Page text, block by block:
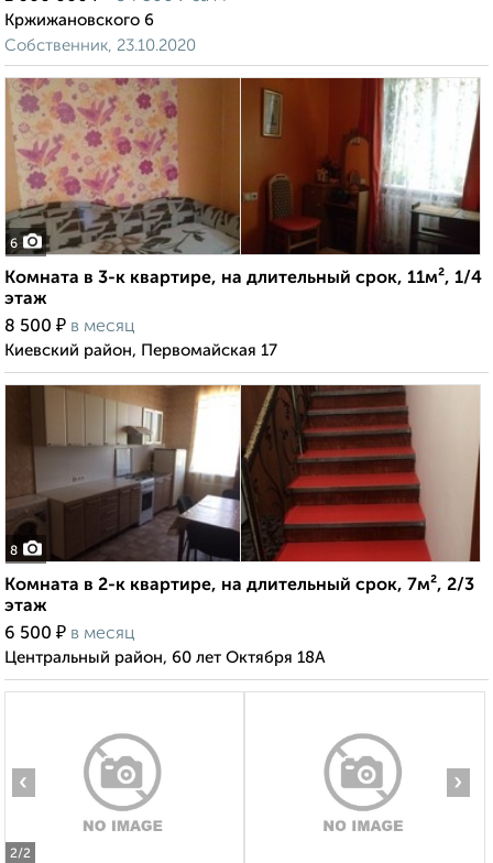
Кржижановского 6
Собственник, 23.10.2020
6
Комната в 3-к квартире, на длительный срок, 11м², 1/4
этаж
8 500 ₽ в месяц
Киевский район, Первомайская 17
8
Комната в 2-к квартире, на длительный срок, 7м², 2/3
этаж
6 500 ₽ в месяц
Центральный район, 60 лет Октября 18А
2/2
‹ ›